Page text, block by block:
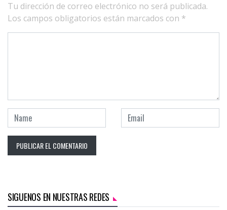
Tu dirección de correo electrónico no será publicada.
Los campos obligatorios están marcados con *
SIGUENOS EN NUESTRAS REDES